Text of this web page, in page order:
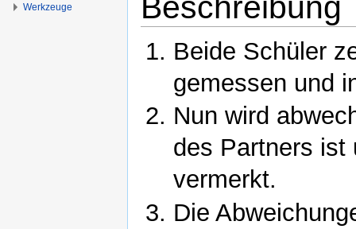
Beschreibung
Beide Schüler
gemessen und
Nun wird
des Partners ist
vermerkt.
Die
Werkzeuge